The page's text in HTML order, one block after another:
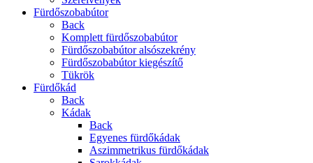
Fürdőszobabútor
Back
Komplett fürdőszobabútor
Fürdőszobabútor alsószekrény
Fürdőszobabútor kiegészítő
Tükrök
Fürdőkád
Back
Kádak
Back
Egyenes fürdőkádak
Aszimmetrikus fürdőkádak